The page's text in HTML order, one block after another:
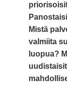
Mistä
valmiita
luopua?